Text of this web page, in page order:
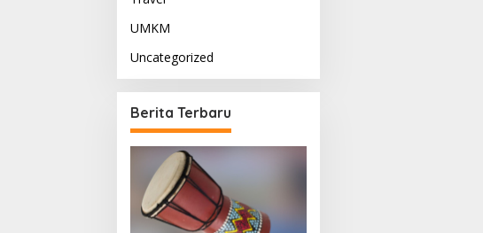
UMKM
Uncategorized
Berita Terbaru